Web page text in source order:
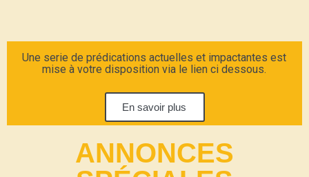
Une serie de prédications actuelles et impactantes est
mise à votre disposition via le lien ci dessous.
En savoir plus
ANNONCES